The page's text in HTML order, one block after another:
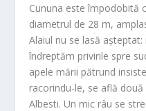
Cununa este împodobită
diametrul de 28 m,
Alaiul nu se lasă
îndreptăm privirile spre
apele mării pătrund
racorindu-le, se află
Albesti. Un mic râu se